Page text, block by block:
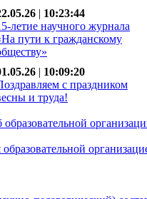
| 10:23:44
летие научного журнала
пути к гражданскому
| 10:09:20
с праздником
и труда!